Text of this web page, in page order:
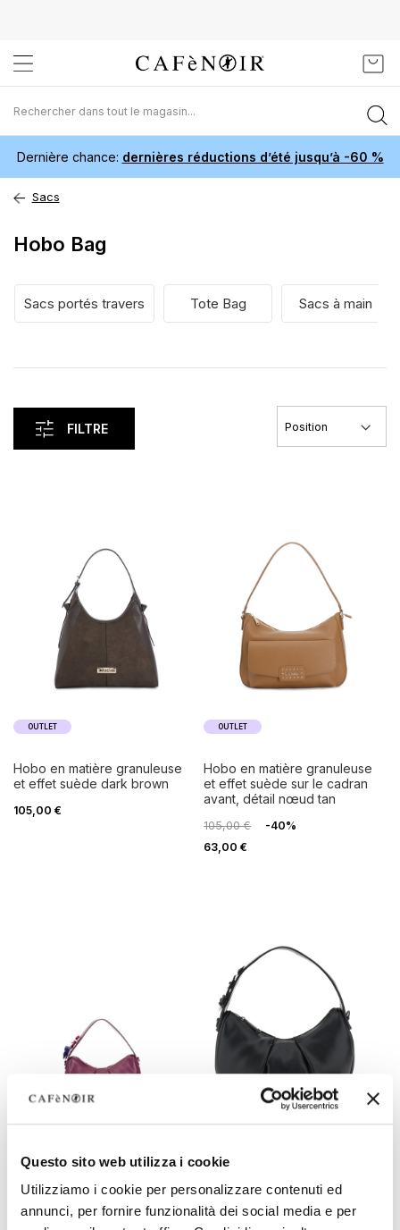
Questo sito web utilizza i cookie
Utilizziamo i cookie per personalizzare contenuti ed
annunci, per fornire funzionalità dei social media e per
au
contenu
Dernière chance: dernières réductions d’été jusqu’à -60 %
Sacs
Hobo Bag
Sacs portés travers Tote Bag Sacs à main
FILTRE
OUTLET
hobo en matière granuleuse
et effet suède dark brown
105,00 €
OUTLET
hobo en matière granuleuse
et effet suède sur le cadran
avant, détail nœud tan
105,00 €
-40%
63,00 €
sac hobo rembourré purple sac hobo rembourré black